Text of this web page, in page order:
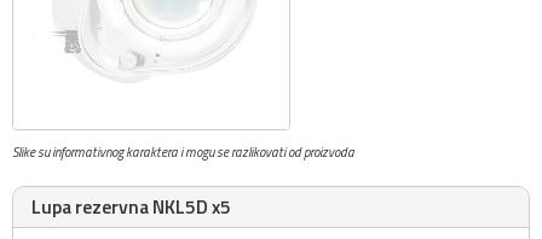
Slike su informativnog karaktera i mogu se razlikovati od proizvoda
Lupa rezervna NKL5D x5